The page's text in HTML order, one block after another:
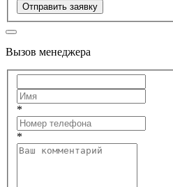
Отправить заявку
Вызов менеджера
*
*